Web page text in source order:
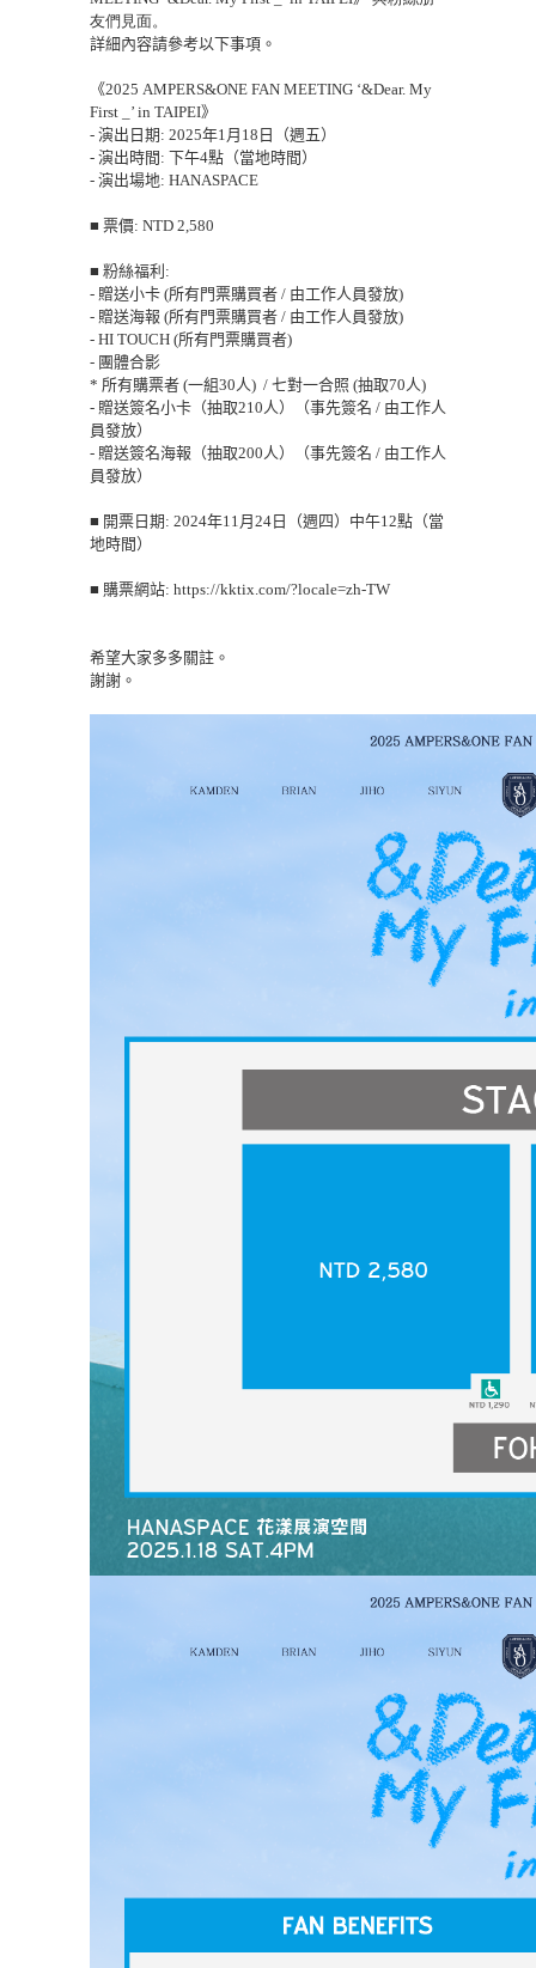
友們見面。
詳細內容請參考以下事項。
《2025 AMPERS&ONE FAN MEETING ‘&Dear. My
First _’ in TAIPEI》
- 演出日期 : 2025年1 月 18 日 （週五）
- 演出時間 : 下午4點 （當地時間 ）
- 演出場地: HANASPACE
■ 票價: NTD 2,580
■ 粉絲福利 :
- 贈送小卡 (所有門票購買者 / 由工作人員發放)
- 贈送海報 (所有門票購買者 / 由工作人員發放)
- HI TOUCH (所有門票購買者)
- 團體合影
* 所有購票者 (一組30 人) / 七對一合照 (抽取70 人)
- 贈送簽名小卡 （抽取21 0 人 ）（事先簽名 / 由工作人
員發放）
- 贈送簽名海報 （抽取200 人 ）（事先簽名 / 由工作人
員發放）
■ 開票日期 : 2024年11 月 24 日 （週四 ） 中午12點 （當
地時間 ）
■ 購票網站: https://kktix.com/?locale=zh-TW
希望大家多多關註。
謝謝。